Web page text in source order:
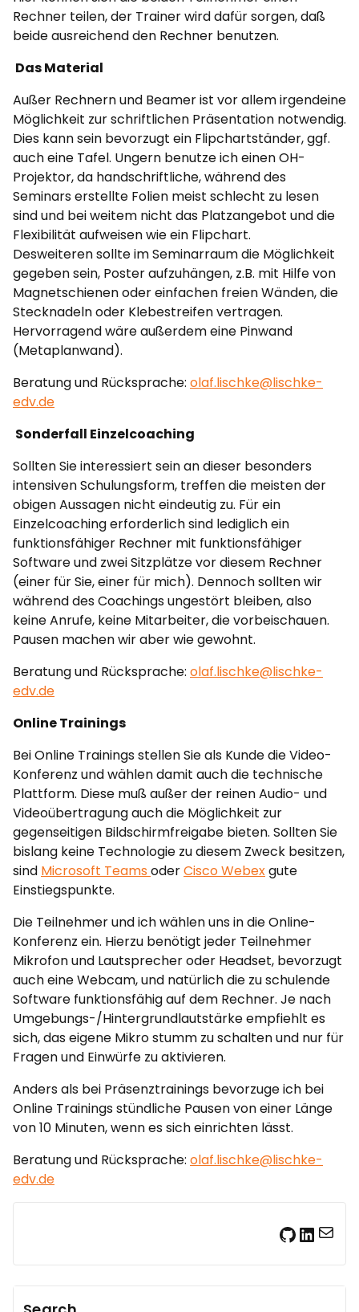
Rechner teilen, der Trainer wird dafür sorgen, daß
beide ausreichend den Rechner benutzen.
Das Material
Außer Rechnern und Beamer ist vor allem irgendeine
Möglichkeit zur schriftlichen Präsentation notwendig.
Dies kann sein bevorzugt ein Flipchartständer, ggf.
auch eine Tafel. Ungern benutze ich einen OH-
Projektor, da handschriftliche, während des
Seminars erstellte Folien meist schlecht zu lesen
sind und bei weitem nicht das Platzangebot und die
Flexibilität aufweisen wie ein Flipchart.
Desweiteren sollte im Seminarraum die Möglichkeit
gegeben sein, Poster aufzuhängen, z.B. mit Hilfe von
Magnetschienen oder einfachen freien Wänden, die
Stecknadeln oder Klebestreifen vertragen.
Hervorragend wäre außerdem eine Pinwand
(Metaplanwand).
Beratung und Rücksprache: olaf.lischke@lischke-
edv.de
Sonderfall Einzelcoaching
Sollten Sie interessiert sein an dieser besonders
intensiven Schulungsform, treffen die meisten der
obigen Aussagen nicht eindeutig zu. Für ein
Einzelcoaching erforderlich sind lediglich ein
funktionsfähiger Rechner mit funktionsfähiger
Software und zwei Sitzplätze vor diesem Rechner
(einer für Sie, einer für mich). Dennoch sollten wir
während des Coachings ungestört bleiben, also
keine Anrufe, keine Mitarbeiter, die vorbeischauen.
Pausen machen wir aber wie gewohnt.
Beratung und Rücksprache: olaf.lischke@lischke-
edv.de
Online Trainings
Bei Online Trainings stellen Sie als Kunde die Video-
Konferenz und wählen damit auch die technische
Plattform. Diese muß außer der reinen Audio- und
Videoübertragung auch die Möglichkeit zur
gegenseitigen Bildschirmfreigabe bieten. Sollten Sie
bislang keine Technologie zu diesem Zweck besitzen,
sind Microsoft Teams oderCisco Webexgute
Einstiegspunkte.
Die Teilnehmer und ich wählen uns in die Online-
Konferenz ein. Hierzu benötigt jeder Teilnehmer
Mikrofon und Lautsprecher oder Headset, bevorzugt
auch eine Webcam, und natürlich die zu schulende
Software funktionsfähig auf dem Rechner. Je nach
Umgebungs-/Hintergrundlautstärke empfiehlt es
sich, das eigene Mikro stumm zu schalten und nur für
Fragen und Einwürfe zu aktivieren.
Anders als bei Präsenztrainings bevorzuge ich bei
Online Trainings stündliche Pausen von einer Länge
von 10 Minuten, wenn es sich einrichten lässt.
Beratung und Rücksprache: olaf.lischke@lischke-
edv.de
GitHub LinkedIn